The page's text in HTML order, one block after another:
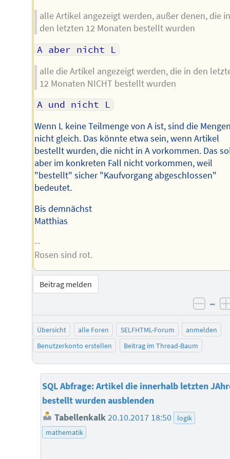
alle Artikel angezeigt werden, außer denen, die in
den letzten 12 Monaten bestellt wurden
A aber nicht L
alle die Artikel angezeigt werden, die in den
12 Monaten NICHT bestellt wurden
A und nicht L
Wenn L keine Teilmenge von A ist, sind die
nicht gleich. Das könnte etwa sein, wenn Artikel
bestellt wurden, die nicht in A vorkommen. Das
aber im konkreten Fall nicht vorkommen, weil
"bestellt" sicher "Kaufvorgang abgeschlossen"
bedeutet.
Bis demnächst
Matthias
--
Rosen sind rot.
Beitrag melden
–
Übersicht alle Foren SELFHTML-Forum
anmelden
Benutzerkonto erstellen
Beitrag im Thread-Baum
SQL Abfrage: Artikel die innerhalb letzten
bestellt wurden ausblenden
Tabellenkalk20.10.2017 18:50
logik
mathematik